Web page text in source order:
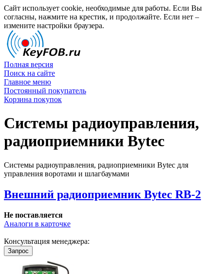
Сайт использует cookie, необходимые для работы. Если Вы
согласны, нажмите на крестик, и продолжайте. Если нет –
измените настройки браузера.
Полная версия
Поиск на сайте
Главное меню
Постоянный покупатель
Корзина покупок
Системы радиоуправления,
радиоприемники Bytec
Системы радиоуправления, радиоприемники Bytec для
управления воротами и шлагбаумами
Внешний радиоприемник Bytec RB-2
Не поставляется
Аналоги в карточке
Консультация менеджера: